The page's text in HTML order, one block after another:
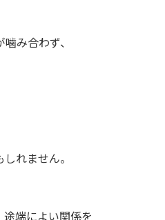
み合わず、
れません。
端によい関係を